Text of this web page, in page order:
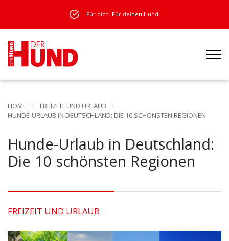
Für dich. Für deinen Hund.
HOME
FREIZEIT UND URLAUB
HUNDE-URLAUB IN DEUTSCHLAND: DIE 10 SCHÖNSTEN REGIONEN
Hunde-Urlaub in Deutschland:
Die 10 schönsten Regionen
FREIZEIT UND URLAUB